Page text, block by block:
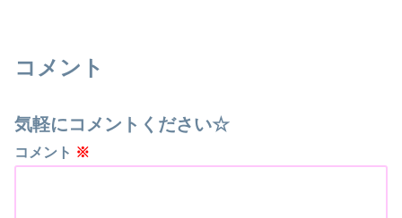
コメント
気軽にコメントください☆
コメント ※